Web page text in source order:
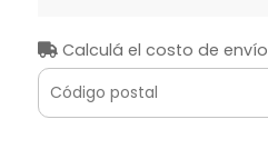
Calculá el costo de envío